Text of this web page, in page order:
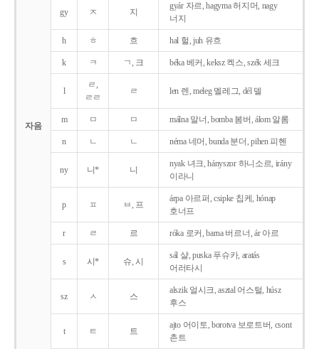
자음
gy ㅈ 지
gyár 자르, hagyma 허지머, nagy
너지
h ㅎ 흐 hal 헐, juh 유흐
k ㅋ ㄱ, 크 béka 베커, keksz 켁스, szék 세크
l
ㄹ,
ㄹㄹ
ㄹ len 렌, meleg 멜레그, dél 델
m ㅁ ㅁ málna 말너, bomba 봄버, álom 알롬
n ㄴ ㄴ néma 네머, bunda 분더, pihen 피헨
ny 니* 니
nyak 녀크, hányszor 하니소르, irány
이라니
p ㅍ ㅂ, 프
árpa 아르퍼, csipke 칩케, hónap
호너프
r ㄹ 르 róka 로커, barna 버르너, ár 아르
s 시* 슈, 시
sál 샬, puska 푸슈카, aratás
어러타시
sz ㅅ 스
alszik 얼시크, asztal 어스털, húsz
후스
t ㅌ 트
ajto 어이토, borotva 보로트버, csont
촌트